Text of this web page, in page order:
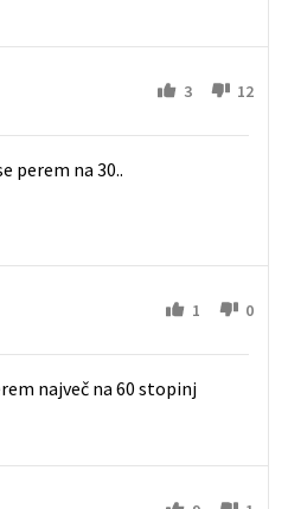
3 12
perem na 30..
1 0
največ na 60 stopinj